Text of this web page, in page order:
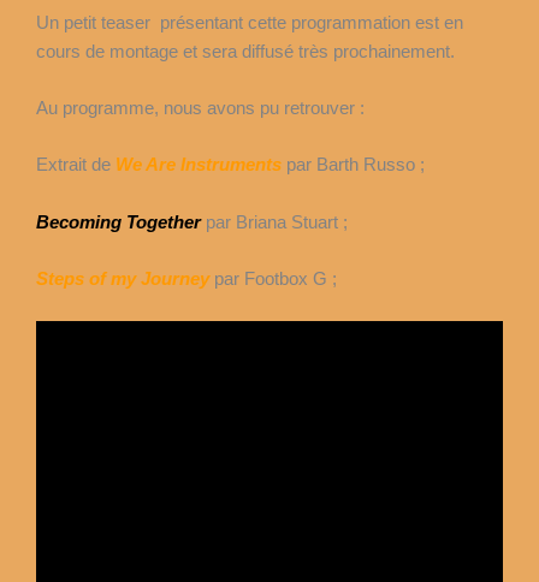
Un petit teaser présentant cette programmation est en
cours de montage et sera diffusé très prochainement.
Au programme, nous avons pu retrouver :
Extrait de We Are Instruments par Barth Russo ;
Becoming Together par Briana Stuart ;
Steps of my Journeypar Footbox G ;